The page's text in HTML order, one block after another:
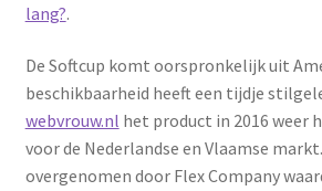
lang?.
De Softcup komt oorspronkelijk uit
beschikbaarheid heeft een tijdje
webvrouw.nl het product in 2016 weer
voor de Nederlandse en Vlaamse
overgenomen door Flex Company